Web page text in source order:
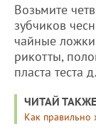
Возьмите
зубчиков
чайные
рикотты,
пласта теста
ЧИТАЙ
Как правильно